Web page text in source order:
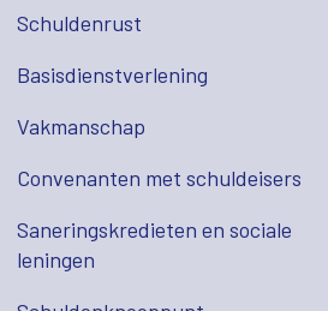
Schuldenrust
Basisdienstverlening
Vakmanschap
Convenanten met schuldeisers
Saneringskredieten en sociale
leningen